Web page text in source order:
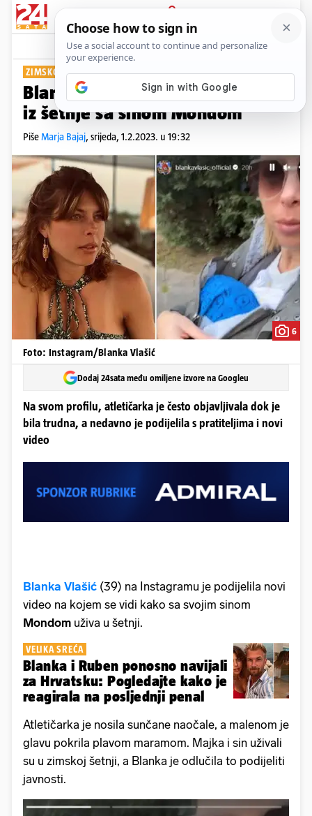
PRIJAVA
Show Komentari
ZIMSKO ŠETANJE
Blanka Vlašić raznježila videom
iz šetnje sa sinom Mondom
PišeMarja Bajaj, srijeda, 1.2.2023. u 19:32
6
Foto: Instagram/Blanka Vlašić
Dodaj 24sata među omiljene izvore na Googleu
Na svom profilu, atletičarka je često objavljivala dok je
bila trudna, a nedavno je podijelila s pratiteljima i novi
video
Blanka Vlašić (39) na Instagramu je podijelila novi
video na kojem se vidi kako sa svojim sinom
Mondom uživa u šetnji.
VELIKA SREĆA
Blanka i Ruben ponosno navijali
za Hrvatsku: Pogledajte kako je
reagirala na posljednji penal
Atletičarka je nosila sunčane naočale, a malenom je
glavu pokrila plavom maramom. Majka i sin uživali
su u zimskoj šetnji, a Blanka je odlučila to podijeliti
javnosti.